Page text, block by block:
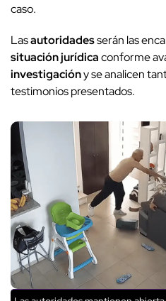
caso.
Lasautoridadesserán las
situación jurídicaconforme
investigacióny se analicen
testimonios presentados.